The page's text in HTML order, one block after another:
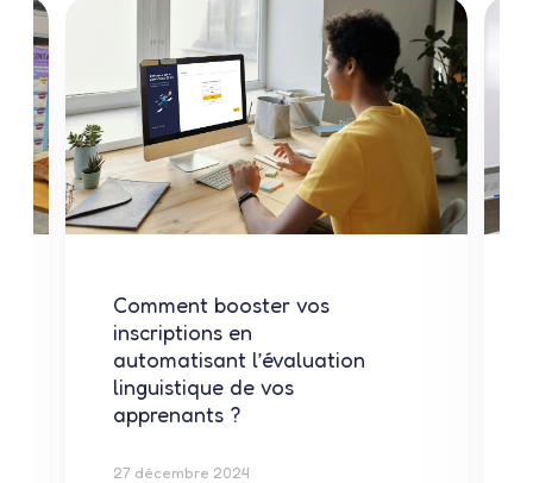
Comment booster vos
inscriptions en
automatisant l’évaluation
linguistique de vos
apprenants ?
27 décembre 2024